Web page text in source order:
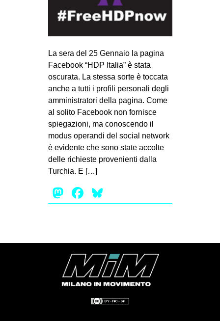
AFRICA
EUROPA
MEDIO ORIENTE
MONDO
EVENTI
in
Fb
bsky
La sera del 25 Gennaio la pagina
Facebook “HDP Italia” è stata
oscurata. La stessa sorte è toccata
anche a tutti i profili personali degli
amministratori della pagina. Come
al solito Facebook non fornisce
spiegazioni, ma conoscendo il
modus operandi del social network
è evidente che sono state accolte
delle richieste provenienti dalla
Turchia. E […]
Mastodon
Facebook